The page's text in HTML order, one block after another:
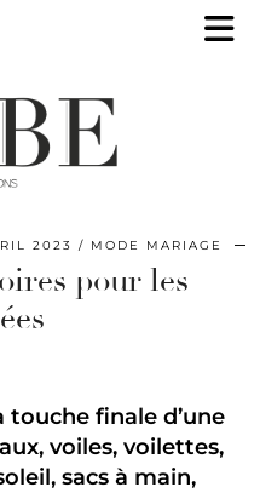
2023 MODE MARIAGE
pour les
touche finale d’une
voiles, voilettes,
sacs à main,